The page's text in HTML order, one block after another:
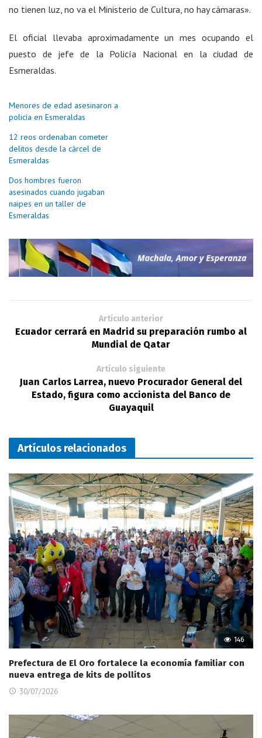
no tienen luz, no va el Ministerio de Cultura, no hay cámaras».
El oficial llevaba aproximadamente un mes ocupando el
puesto de jefe de la Policía Nacional en la ciudad de
Esmeraldas.
Menores de edad asesinaron a
policía en Esmeraldas
12 reos ordenaban cometer
delitos desde la cárcel de
Esmeraldas
Dos hombres fueron
asesinados cuando jugaban
naipes en un taller de
Esmeraldas
Artículo anterior
Ecuador cerrará en Madrid su preparación rumbo al
Mundial de Qatar
Artículo siguiente
Juan Carlos Larrea, nuevo Procurador General del
Estado, figura como accionista del Banco de
Guayaquil
Artículos relacionados
146
Prefectura de El Oro fortalece la economía familiar con
nueva entrega de kits de pollitos
30/07/2026